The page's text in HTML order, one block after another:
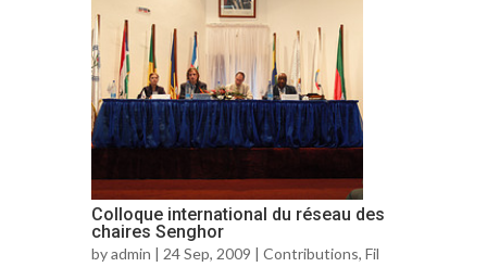
Colloque international du réseau des
chaires Senghor
byadmin | 24 Sep, 2009 | Contributions, Fil